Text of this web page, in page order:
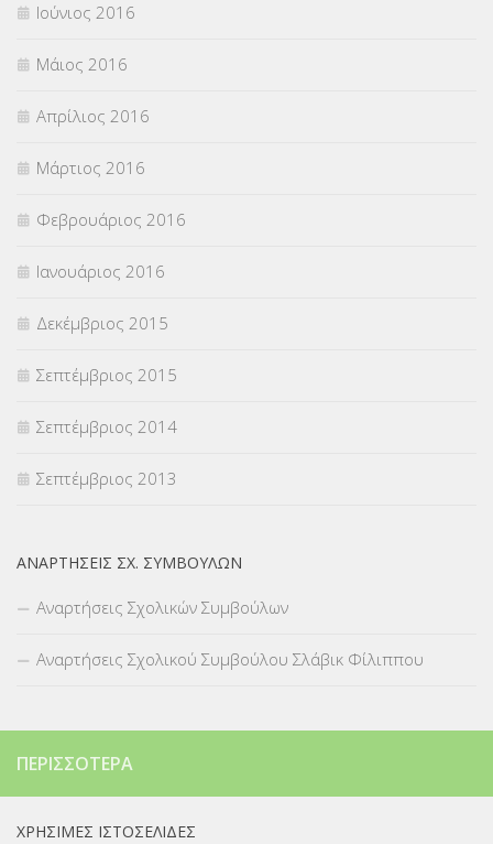
Ιούνιος 2016
Μάιος 2016
Απρίλιος 2016
Μάρτιος 2016
Φεβρουάριος 2016
Ιανουάριος 2016
Δεκέμβριος 2015
Σεπτέμβριος 2015
Σεπτέμβριος 2014
Σεπτέμβριος 2013
ΑΝΑΡΤΉΣΕΙΣ ΣΧ. ΣΥΜΒΟΎΛΩΝ
Αναρτήσεις Σχολικών Συμβούλων
Αναρτήσεις Σχολικού Συμβούλου Σλάβικ Φίλιππου
ΠΕΡΙΣΣΌΤΕΡΑ
ΧΡΉΣΙΜΕΣ ΙΣΤΟΣΕΛΊΔΕΣ